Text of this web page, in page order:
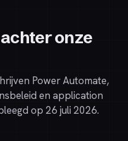
onze
Power Automate,
en application
op 26 juli 2026.